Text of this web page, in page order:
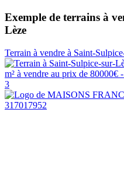
Exemple de terrains à
Lèze
Terrain à vendre à Saint-
3